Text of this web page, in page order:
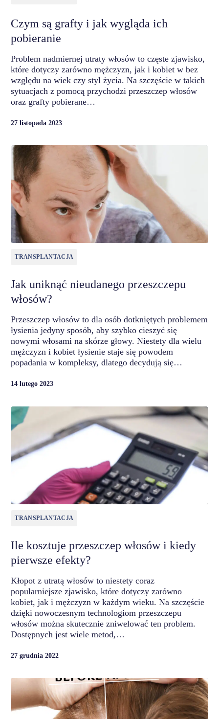
Czym są grafty i jak wygląda ich
pobieranie
Problem nadmiernej utraty włosów to częste zjawisko,
które dotyczy zarówno mężczyzn, jak i kobiet w bez
względu na wiek czy styl życia. Na szczęście w takich
sytuacjach z pomocą przychodzi przeszczep włosów
oraz grafty pobierane…
27 listopada 2023
TRANSPLANTACJA
Jak uniknąć nieudanego przeszczepu
włosów?
Przeszczep włosów to dla osób dotkniętych problemem
łysienia jedyny sposób, aby szybko cieszyć się
nowymi włosami na skórze głowy. Niestety dla wielu
mężczyzn i kobiet łysienie staje się powodem
popadania w kompleksy, dlatego decydują się…
14 lutego 2023
TRANSPLANTACJA
Ile kosztuje przeszczep włosów i kiedy
pierwsze efekty?
Kłopot z utratą włosów to niestety coraz
popularniejsze zjawisko, które dotyczy zarówno
kobiet, jak i mężczyzn w każdym wieku. Na szczęście
dzięki nowoczesnym technologiom przeszczepu
włosów można skutecznie zniwelować ten problem.
Dostępnych jest wiele metod,…
27 grudnia 2022